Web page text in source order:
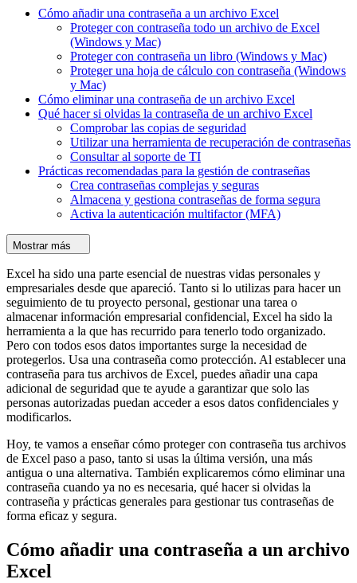
Cómo añadir una contraseña a un archivo Excel
Proteger con contraseña todo un archivo de Excel
(Windows y Mac)
Proteger con contraseña un libro (Windows y Mac)
Proteger una hoja de cálculo con contraseña (Windows
y Mac)
Cómo eliminar una contraseña de un archivo Excel
Qué hacer si olvidas la contraseña de un archivo Excel
Comprobar las copias de seguridad
Utilizar una herramienta de recuperación de contraseñas
Consultar al soporte de TI
Prácticas recomendadas para la gestión de contraseñas
Crea contraseñas complejas y seguras
Almacena y gestiona contraseñas de forma segura
Activa la autenticación multifactor (MFA)
Mostrar más
Excel ha sido una parte esencial de nuestras vidas personales y
empresariales desde que apareció. Tanto si lo utilizas para hacer un
seguimiento de tu proyecto personal, gestionar una tarea o
almacenar información empresarial confidencial, Excel ha sido la
herramienta a la que has recurrido para tenerlo todo organizado.
Pero con todos esos datos importantes surge la necesidad de
protegerlos. Usa una contraseña como protección. Al establecer una
contraseña para tus archivos de Excel, puedes añadir una capa
adicional de seguridad que te ayude a garantizar que solo las
personas autorizadas puedan acceder a esos datos confidenciales y
modificarlos.
Hoy, te vamos a enseñar cómo proteger con contraseña tus archivos
de Excel paso a paso, tanto si usas la última versión, una más
antigua o una alternativa. También explicaremos cómo eliminar una
contraseña cuando ya no es necesaria, qué hacer si olvidas la
contraseña y prácticas generales para gestionar tus contraseñas de
forma eficaz y segura.
Cómo añadir una contraseña a un archivo
Excel